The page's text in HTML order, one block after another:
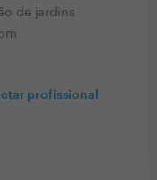
de jardins
profissional